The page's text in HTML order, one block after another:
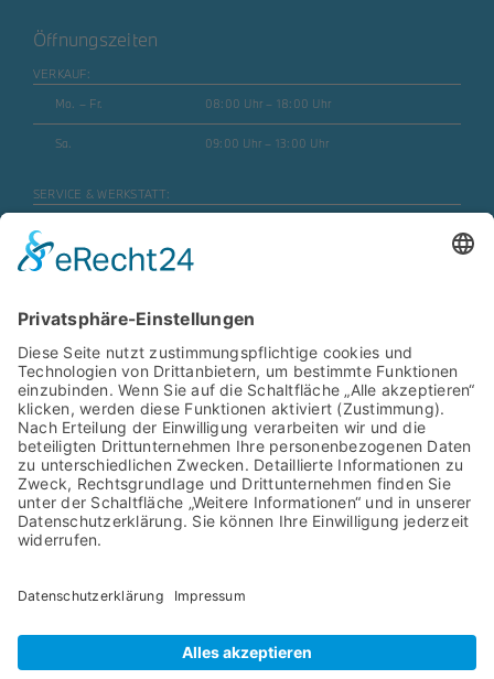
Öffnungszeiten
VERKAUF:
Mo. – Fr.
08:00 Uhr – 18:00 Uhr
Sa. 09:00 Uhr – 13:00 Uhr
SERVICE & WERKSTATT:
Mo. – Fr. (Motorrad)
ERSATZTEILE & ZUBEHÖR:
Mo. – Fr. 08:00 Uhr – 17:00 Uhr
Mo. – Fr. (Motorrad) 08:00 Uhr – 16:30 Uhr
SB- WASCHANLAGE:
Mo. – Sa.
Navigation